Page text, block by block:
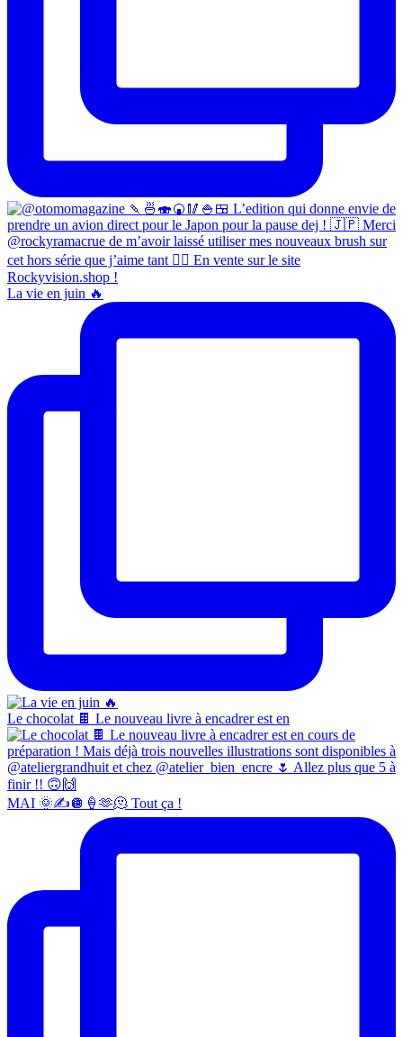
La vie en juin 🔥
Le chocolat 🍫 Le nouveau livre à encadrer est en
MAI 🌞✍️🪩🍦🫶🫠 Tout ça !